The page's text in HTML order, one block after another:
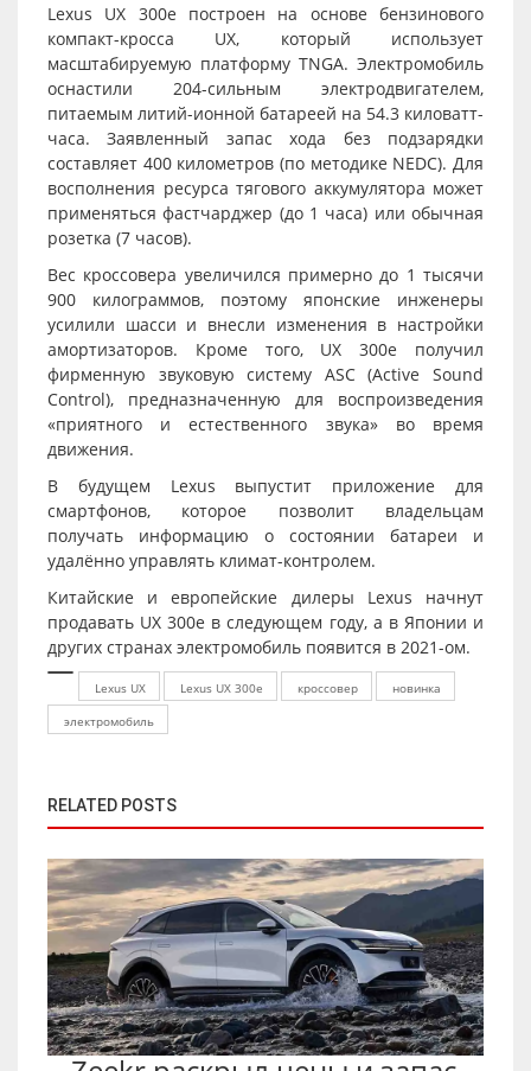
Lexus UX 300e построен на основе бензинового
компакт-кросса UX, который использует
масштабируемую платформу TNGA. Электромобиль
оснастили 204-сильным электродвигателем,
питаемым литий-ионной батареей на 54.3 киловатт-
часа. Заявленный запас хода без подзарядки
составляет 400 километров (по методике NEDC). Для
восполнения ресурса тягового аккумулятора может
применяться фастчарджер (до 1 часа) или обычная
розетка (7 часов).
Вес кроссовера увеличился примерно до 1 тысячи
900 килограммов, поэтому японские инженеры
усилили шасси и внесли изменения в настройки
амортизаторов. Кроме того, UX 300e получил
фирменную звуковую систему ASC (Active Sound
Control), предназначенную для воспроизведения
«приятного и естественного звука» во время
движения.
В будущем Lexus выпустит приложение для
смартфонов, которое позволит владельцам
получать информацию о состоянии батареи и
удалённо управлять климат-контролем.
Китайские и европейские дилеры Lexus начнут
продавать UX 300e в следующем году, а в Японии и
других странах электромобиль появится в 2021-ом.
Lexus UX Lexus UX 300e кроссовер
новинка
электромобиль
RELATED POSTS